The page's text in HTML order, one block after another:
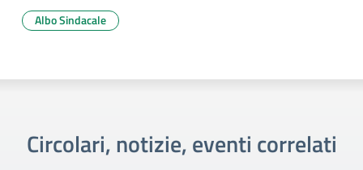
Albo Sindacale
Circolari, notizie, eventi correlati